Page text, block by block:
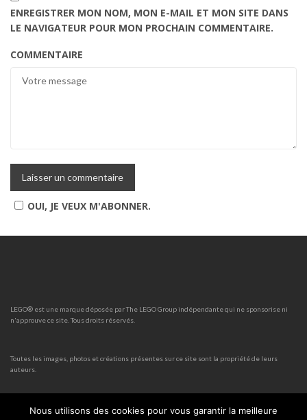
ENREGISTRER MON NOM, MON E-MAIL ET MON SITE DANS
LE NAVIGATEUR POUR MON PROCHAIN COMMENTAIRE.
COMMENTAIRE
OUI, JE VEUX M'ABONNER.
LEGO® est une marque déposée par The LEGO Group indépendante qui ne sponsorise ni
n'approuve ce site. Tous droits réservés.
Toutes les images, photos et créations présentes sur ce site sont la propriété de leurs
auteurs.
Nous utilisons des cookies pour vous garantir la meilleure